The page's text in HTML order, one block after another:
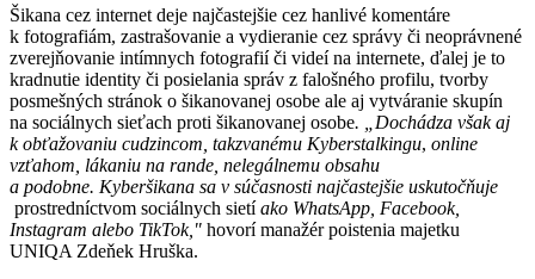
Šikana cez internet deje najčastejšie cez hanlivé komentáre
k fotografiám, zastrašovanie a vydieranie cez správy či neoprávnené
zverejňovanie intímnych fotografií či videí na internete, ďalej je to
kradnutie identity či posielania správ z falošného profilu, tvorby
posmešných stránok o šikanovanej osobe ale aj vytváranie skupín
na sociálnych sieťach proti šikanovanej osobe.
„Dochádza však aj
k obťažovaniu cudzincom, takzvanému Kyberstalkingu, online
vzťahom, lákaniu na rande, nelegálnemu obsahu
a podobne. Kyberšikana sa v súčasnosti najčastejšie uskutočňuje
prostredníctvom sociálnych sietíako WhatsApp, Facebook,
Instagram alebo TikTok," hovorí manažér poistenia majetku
UNIQA Zdeňek Hruška.